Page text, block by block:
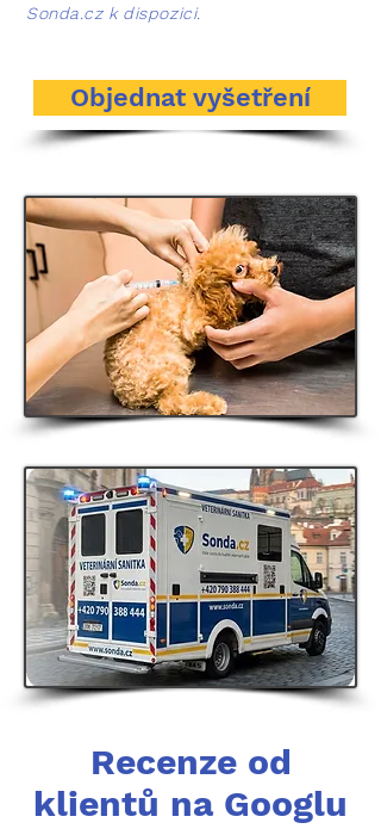
Sonda.cz k dispozici.
Objednat vyšetření
Recenze od
klientů na Googlu